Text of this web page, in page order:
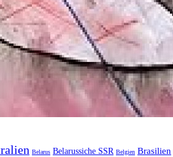
Belarus Belarussiche SSR Belgien Brasilien